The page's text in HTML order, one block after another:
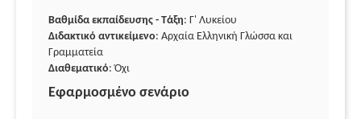
Βαθμίδα εκπαίδευσης - Τάξη: Γ' Λυκείου
Διδακτικό αντικείμενο: Αρχαία Ελληνική Γλώσσα και
Γραμματεία
Διαθεματικό: Όχι
Εφαρμοσμένο σενάριο